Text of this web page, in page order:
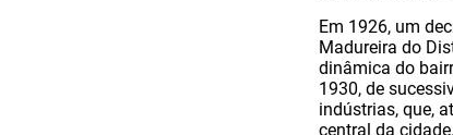
Em 1926, um
Madureira do
dinâmica do
1930, de
indústrias, que,
central da